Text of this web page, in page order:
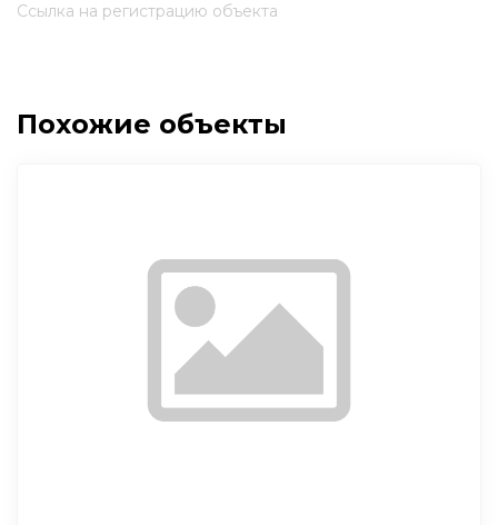
Ссылка на регистрацию объекта
Похожие объекты